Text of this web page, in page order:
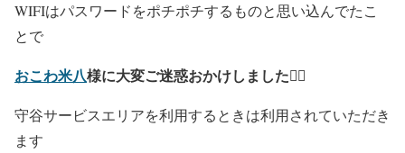
WIFIはパスワードをポチポチするものと思い込んでたこ
とで
おこわ米八様に大変ご迷惑おかけしました🙇‍♀️
守谷サービスエリアを利用するときは利用されていただき
ます